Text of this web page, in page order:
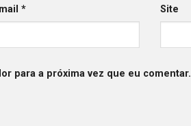
* Site
para a próxima vez que eu comentar.